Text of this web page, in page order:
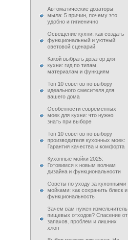
Автоматические дозаторы
мыла: 5 причин, почему это
удобно и гигиенично
Освещение кухни: как создать
функциональный и уютный
световой сценарий
Какой выбрать дозатор для
кухни: гид по типам,
материалам и функциям
Топ 10 советов по выбору
идеального смесителя для
вашего дома
Особенности современных
моек для кухни: что нужно
знать при выборе
Топ 10 советов по выбору
производителя кухонных моек:
Гарантия качества и комфорта
Кухонные мойки 2025:
Готовимся к новым волнам
дизайна и функциональности
Советы по уходу за кухонными
мойками: как сохранить блеск и
функциональность
Зачем вам нужен измельчитель
пищевых отходов? Спасение от
запахов, проблем и лишних
хлоп